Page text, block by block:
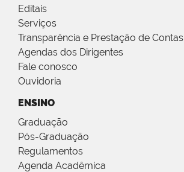
Editais
Serviços
Transparência e Prestação de Contas
Agendas dos Dirigentes
Fale conosco
Ouvidoria
ENSINO
Graduação
Pós-Graduação
Regulamentos
Agenda Acadêmica